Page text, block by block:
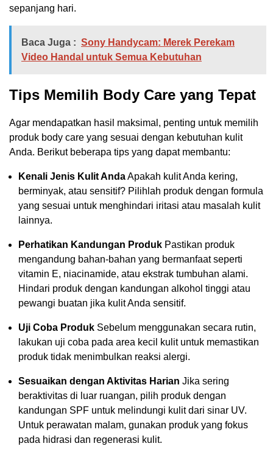
sepanjang hari.
Baca Juga : Sony Handycam: Merek Perekam
Video Handal untuk Semua Kebutuhan
Tips Memilih Body Care yang Tepat
Agar mendapatkan hasil maksimal, penting untuk memilih
produk body care yang sesuai dengan kebutuhan kulit
Anda. Berikut beberapa tips yang dapat membantu:
Kenali Jenis Kulit AndaApakah kulit Anda kering,
berminyak, atau sensitif? Pilihlah produk dengan formula
yang sesuai untuk menghindari iritasi atau masalah kulit
lainnya.
Perhatikan Kandungan Produk Pastikan produk
mengandung bahan-bahan yang bermanfaat seperti
vitamin E, niacinamide, atau ekstrak tumbuhan alami.
Hindari produk dengan kandungan alkohol tinggi atau
pewangi buatan jika kulit Anda sensitif.
Uji Coba Produk Sebelum menggunakan secara rutin,
lakukan uji coba pada area kecil kulit untuk memastikan
produk tidak menimbulkan reaksi alergi.
Sesuaikan dengan Aktivitas Harian Jika sering
beraktivitas di luar ruangan, pilih produk dengan
kandungan SPF untuk melindungi kulit dari sinar UV.
Untuk perawatan malam, gunakan produk yang fokus
pada hidrasi dan regenerasi kulit.